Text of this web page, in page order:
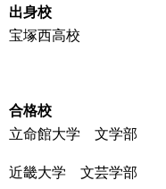
出身校
宝塚西高校
合格校
立命館大学 文学部
近畿大学 文芸学部